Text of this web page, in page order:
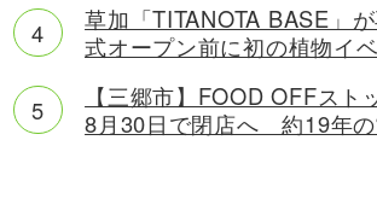
草加「TITANOTA BASE」
式オープン前に初の植物イ
【三郷市】FOOD OFFスト
8月30日で閉店へ 約19年の